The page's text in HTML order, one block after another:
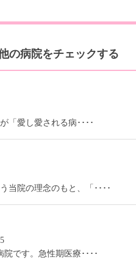
の病院をチェックする
「愛し愛される病････
当院の理念のもと、「････
です。急性期医療････